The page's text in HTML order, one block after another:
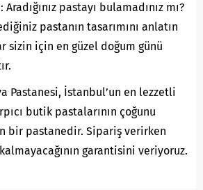
pastayı bulamadınız mı?
pastanın tasarımını anlatın
sizin için en güzel doğum günü
Pastanesi, İstanbul’un en lezzetli
butik pastalarının çoğunu
bir pastanedir. Sipariş verirken
garantisini veriyoruz.